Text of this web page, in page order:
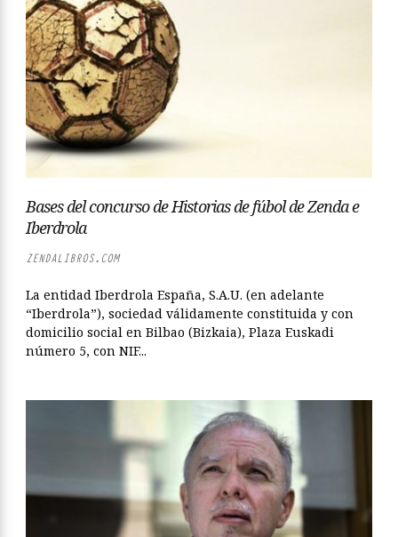
Bases del concurso de Historias de fúbol de Zenda e
Iberdrola
ZENDALIBROS.COM
La entidad Iberdrola España, S.A.U. (en adelante
“Iberdrola”), sociedad válidamente constituida y con
domicilio social en Bilbao (Bizkaia), Plaza Euskadi
número 5, con NIF...